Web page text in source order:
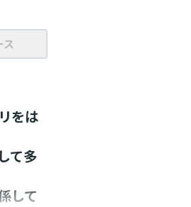
ス
をは
て多
して